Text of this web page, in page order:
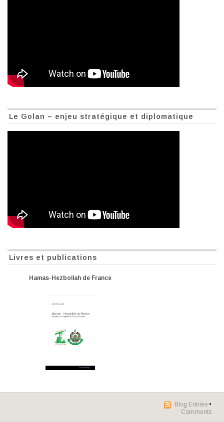
Le Golan – enjeu stratégique et diplomatique
Livres et publications
Hamas-Hezbollah de France
Blog Entries •
Comments